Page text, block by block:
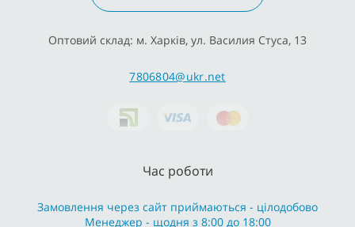
Оптовий склад: м. Харків, ул. Василия Стуса, 13
7806804@ukr.net
Час роботи
Замовлення через сайт приймаються - цілодобово
Менеджер - щодня з 8:00 до 18:00